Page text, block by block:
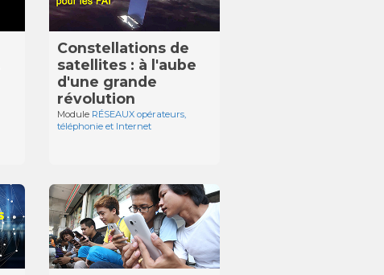
Constellations de
satellites : à l'aube
d'une grande
révolution
Module RÉSEAUX opérateurs,
téléphonie et Internet